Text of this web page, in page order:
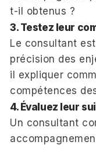
t-il obtenus ?
3. Testez leur
Le consultant
précision des
il expliquer
compétences
4. Évaluez leur
Un consultant